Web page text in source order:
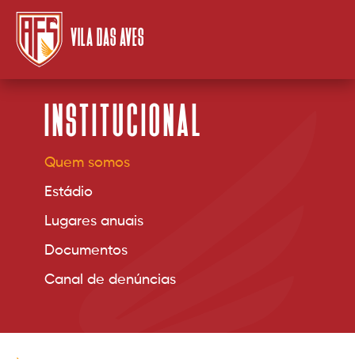
VILA DAS AVES
INSTITUCIONAL
Quem somos
Estádio
Lugares anuais
Documentos
Canal de denúncias